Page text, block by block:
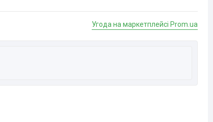
Угода на маркетплейсі Prom.ua